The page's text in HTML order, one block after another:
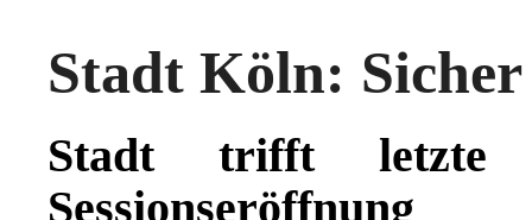
Stadt Köln:
Stadt trifft letzte
Sessionseröffnung